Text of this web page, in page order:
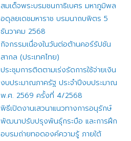
สมเด็จพระบรมชนกาธิเบศร มหาภูมิพล
อดุลยเดชมหาราช บรมนาถบพิตร 5
ธันวาคม 2568
กิจกรรมเนื่องในวันต่อต้านคอร์รัปชัน
สากล (ประเทศไทย)
ประชุมการติดตามเร่งรัดการใช้จ่ายเงิน
งบประมาณภาครัฐ ประจำปีงบประมาณ
พ.ศ. 2569 ครั้งที่ 4/2568
พิธีเปิดงานเสวนาแนวทางการอนุรักษ์
พัฒนาปรับปรุงพันธุ์กระบือ และการฝึก
อบรมถ่ายทอดองค์ความรู้ ภายใต้